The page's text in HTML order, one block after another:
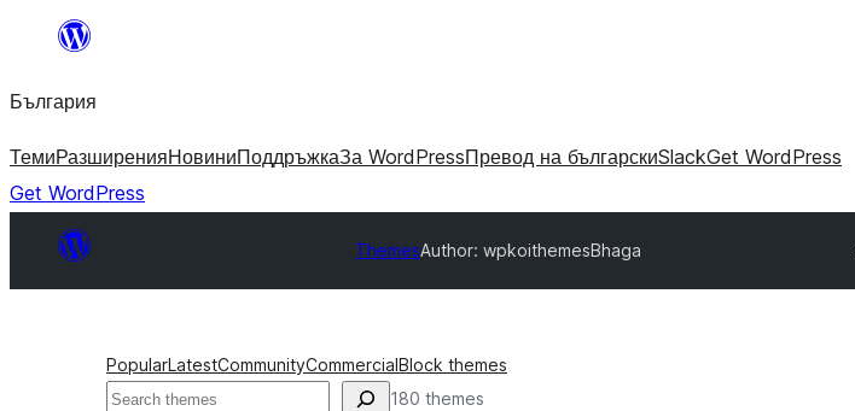
България
ТемиРазширенияНовиниПоддръжкаЗа WordPressПревод на българскиSlackGet WordPress
Get WordPress
ThemesAuthor: wpkoithemesBhaga
PopularLatestCommunityCommercialBlock themes
Търсене 180 themes